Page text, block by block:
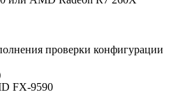
проверки конфигурации
FX-9590